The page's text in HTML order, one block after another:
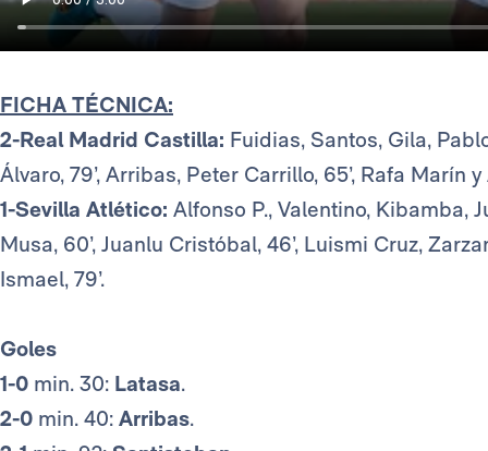
FICHA TÉCNICA:
2-Real Madrid Castilla: Fuidias, Santos, Gila,
Álvaro, 79’, Arribas, Peter Carrillo, 65’, Rafa Marín y
1-Sevilla Atlético: Alfonso P., Valentino, Kibamba,
Musa, 60’, Juanlu Cristóbal, 46’, Luismi Cruz,
Ismael, 79’.
Goles
1-0 min. 30: Latasa.
2-0 min. 40: Arribas.